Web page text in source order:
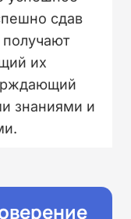
сдав
получают
их
знаниями и